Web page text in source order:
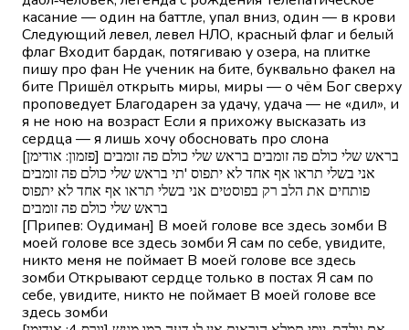
касание — один на баттле, упал вниз, один — в крови
Следующий левел, левел НЛО, красный флаг и белый
флаг Входит бардак, потягиваю у озера, на плитке
пишу про фан Не ученик на бите, буквально факел на
бите Пришёл открыть миры, миры — о чём Бог сверху
проповедует Благодарен за удачу, удача — не «дил», и
я не ною на возраст Если я прихожу высказать из
сердца — я лишь хочу обосновать про слона
[פזמון: אודימן] בראש שלי כולם פה זומבים בראש שלי כולם פה זומבים
אני בשלי תראו אף אחד לא יתפוס 'תי בראש שלי כולם פה זומבים
פותחים את הלב רק בפוסטים אני בשלי תראו אף אחד לא יתפוס
בראש שלי כולם פה זומבים
[Припев: Оудиман] В моей голове все здесь зомби В
моей голове все здесь зомби Я сам по себе, увидите,
никто меня не поймает В моей голове все здесь
зомби Открывают сердце только в постах Я сам по
себе, увидите, никто не поймает В моей голове все
здесь зомби